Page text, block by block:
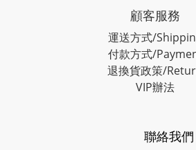
顧客服務
運送方式/
付款方式/
退換貨政策/
VIP辦法
聯絡我們